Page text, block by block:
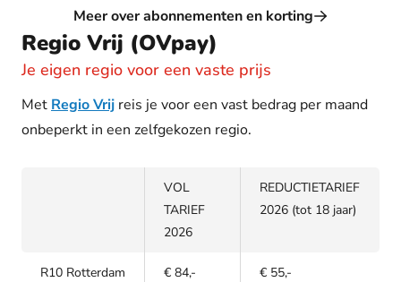
Meer over abonnementen en korting
Regio Vrij (OVpay)
Je eigen regio voor een vaste prijs
Met Regio Vrij reis je voor een vast bedrag per maand
onbeperkt in een zelfgekozen regio.
VOL
TARIEF
2026
REDUCTIETARIEF
2026 (tot 18 jaar)
R10 Rotterdam
€ 84,- € 55,-